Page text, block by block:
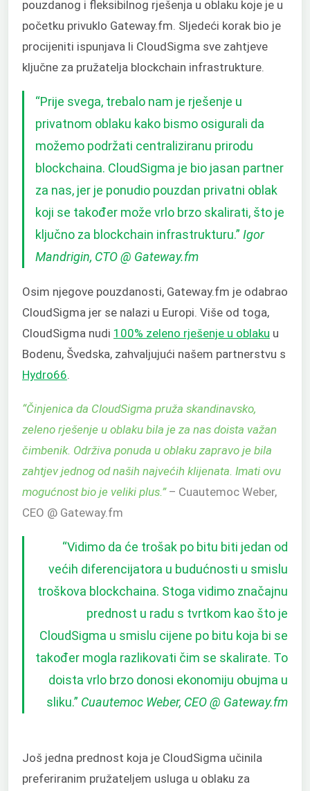
pouzdanog i fleksibilnog rješenja u oblaku koje je u
početku privuklo Gateway.fm. Sljedeći korak bio je
procijeniti ispunjava li CloudSigma sve zahtjeve
ključne za pružatelja blockchain infrastrukture.
“Prije svega, trebalo nam je rješenje u
privatnom oblaku kako bismo osigurali da
možemo podržati centraliziranu prirodu
blockchaina. CloudSigma je bio jasan partner
za nas, jer je ponudio pouzdan privatni oblak
koji se također može vrlo brzo skalirati, što je
ključno za blockchain infrastrukturu.” Igor
Mandrigin, CTO @ Gateway.fm
Osim njegove pouzdanosti, Gateway.fm je odabrao
CloudSigma jer se nalazi u Europi. Više od toga,
CloudSigma nudi 100% zeleno rješenje u oblaku u
Bodenu, Švedska, zahvaljujući našem partnerstvu s
Hydro66.
“Činjenica da CloudSigma pruža skandinavsko,
zeleno rješenje u oblaku bila je za nas doista važan
čimbenik. Održiva ponuda u oblaku zapravo je bila
zahtjev jednog od naših najvećih klijenata. Imati ovu
mogućnost bio je veliki plus.” – Cuautemoc Weber,
CEO @ Gateway.fm
“Vidimo da će trošak po bitu biti jedan od
većih diferencijatora u budućnosti u smislu
troškova blockchaina. Stoga vidimo značajnu
prednost u radu s tvrtkom kao što je
CloudSigma u smislu cijene po bitu koja bi se
također mogla razlikovati čim se skalirate. To
doista vrlo brzo donosi ekonomiju obujma u
sliku.” Cuautemoc Weber, CEO @ Gateway.fm
Još jedna prednost koja je CloudSigma učinila
preferiranim pružateljem usluga u oblaku za